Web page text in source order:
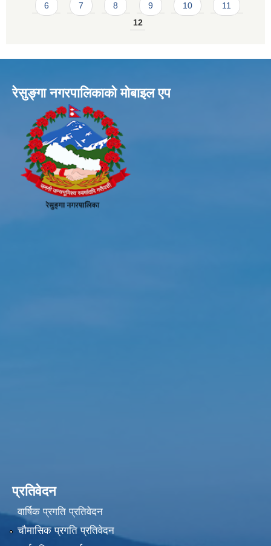
6 7 8 9 10
11
12
रेसुङ्गा नगरपालिकाकाे माेबाइल एप
प्रतिवेदन
वार्षिक प्रगति प्रतिवेदन
चौमासिक प्रगति प्रतिवेदन